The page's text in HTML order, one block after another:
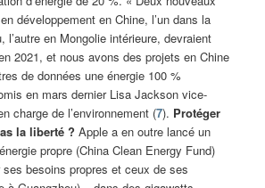
développement en Chine, l’un dans la
l’autre en Mongolie intérieure, devraient
2021, et nous avons des projets en Chine
de données une énergie 100 %
en mars dernier Lisa Jackson vice-
charge de l’environnement (7). Protéger
la liberté ?Apple a en outre lancé un
propre (China Clean Energy Fund)
ses besoins propres et ceux de ses